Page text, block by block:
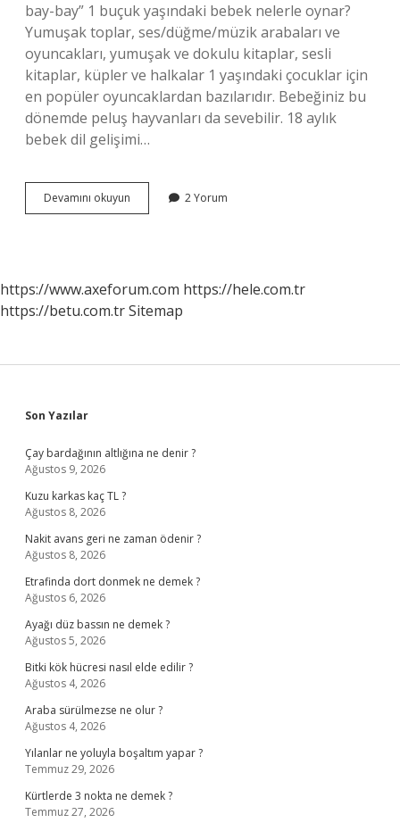
bay-bay” 1 buçuk yaşındaki bebek nelerle oynar?
Yumuşak toplar, ses/düğme/müzik arabaları ve
oyuncakları, yumuşak ve dokulu kitaplar, sesli
kitaplar, küpler ve halkalar 1 yaşındaki çocuklar için
en popüler oyuncaklardan bazılarıdır. Bebeğiniz bu
dönemde peluş hayvanları da sevebilir. 18 aylık
bebek dil gelişimi…
Devamını okuyun
Buçuk
2 Yorum
https://www.axeforum.com https://hele.com.tr
https://betu.com.trSitemap
Sidebar
Son Yazılar
Çay bardağının altlığına ne denir ?
Ağustos 9, 2026
Kuzu karkas kaç TL ?
Ağustos 8, 2026
Nakit avans geri ne zaman ödenir ?
Ağustos 8, 2026
Etrafinda dort donmek ne demek ?
Ağustos 6, 2026
Ayağı düz bassın ne demek ?
Ağustos 5, 2026
Bitki kök hücresi nasıl elde edilir ?
Ağustos 4, 2026
Araba sürülmezse ne olur ?
Ağustos 4, 2026
Yılanlar ne yoluyla boşaltım yapar ?
Temmuz 29, 2026
Kürtlerde 3 nokta ne demek ?
Temmuz 27, 2026